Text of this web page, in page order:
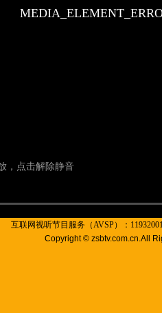
互联网视听节目服务（AVSP）：
Copyright © zsbtv.com.cn.All